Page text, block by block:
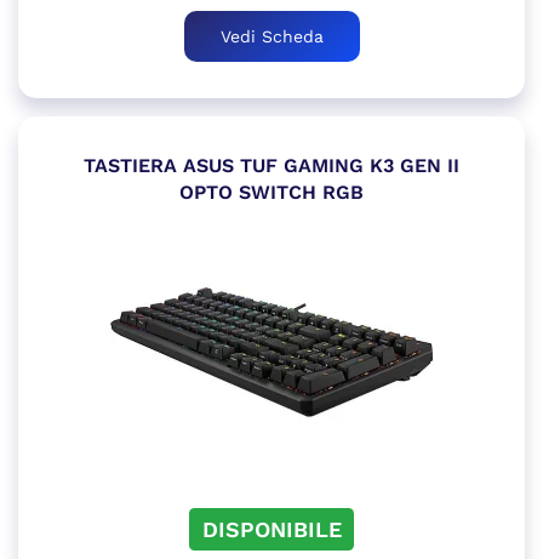
Vedi Scheda
TASTIERA ASUS TUF GAMING K3 GEN II
OPTO SWITCH RGB
DISPONIBILE